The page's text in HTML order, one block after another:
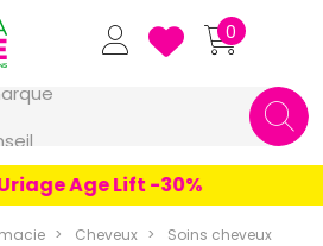
Pharmaforce Grande Pharmacie
0
Age Lift -30%
Cheveux Soins cheveux